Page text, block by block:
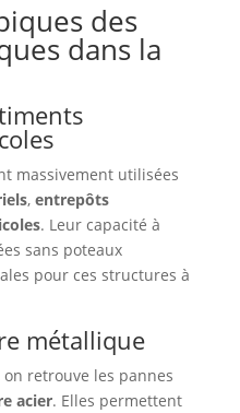
des
dans la
massivement utilisées
, entrepôts
. Leur capacité à
sans poteaux
pour ces structures à
métallique
retrouve les pannes
acier. Elles permettent